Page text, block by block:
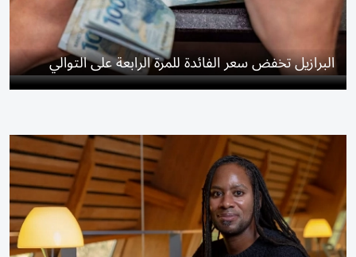
البرازيل تخفض سعر الفائدة للمرة الرابعة على التوالي